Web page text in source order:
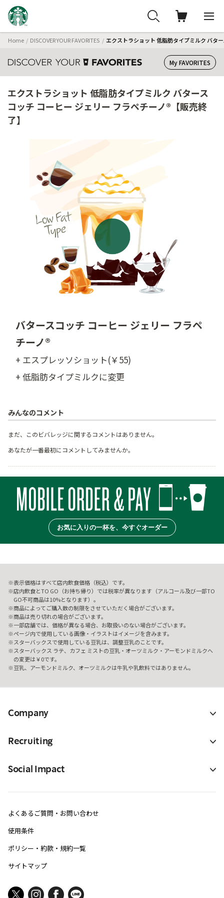
Home DISCOVER YOUR FAVORITES エクストラショット 低脂肪タイプミルク バタ
My FAVORITES
エクストラショット 低脂肪タイプミルク バタース
コッチ コーヒー ジェリー フラペチーノ®【販売終
了】
バタースコッチ コーヒー ジェリー フラペ
チーノ®
+ エスプレッソショット(￥55)
+ 低脂肪タイプミルクに変更
みんなのコメント
まだ、このビバレッジに関するコメントはありません。
あなたが一番最初にコメントしてみませんか。
お気に入りの一杯を、今すぐオーダー
表示価格はすべて店内飲食価格（税込）です。
店内飲食とTO GO（お持ち帰り）では税率が異なります（アルコール及び一部TO
GO不可商品は10%となります）。
商品によってご購入数の制限をさせていただく場合がございます。
商品は売り切れの場合がございます。
一部店舗では、価格が異なる場合、お取扱いのない場合がございます。
ページ内で使用している画像・イラストはイメージを含みます。
スターバックスで使用している豆乳は、調整豆乳のことです。
スターバックス ラテ、カフェ ミストの豆乳・オーツミルク・アーモンドミルクへ
の変更は￥0です。
豆乳、アーモンドミルク、オーツミルクは牛乳や乳飲料ではありません。
Company
Recruiting
Social Impact
よくあるご質問・お問い合わせ
使用条件
ポリシー・約款・規約一覧
サイトマップ